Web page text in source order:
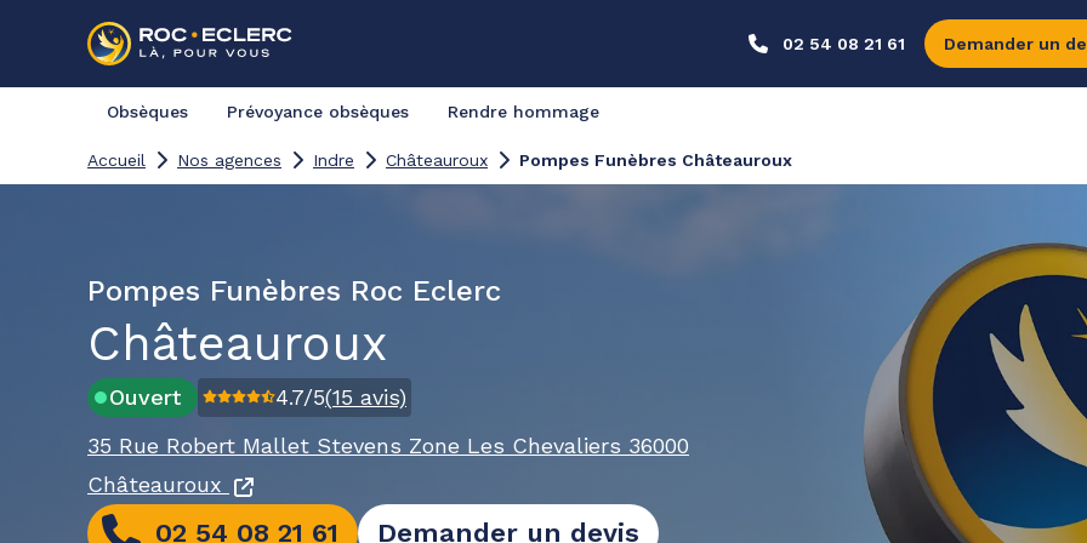
02 54 08 21 61 Demander un
Obsèques Prévoyance obsèques Rendre hommage
Accueil Nos agences Indre Châteauroux Pompes Funèbres Châteauroux
Pompes Funèbres Roc Eclerc
Châteauroux
Ouvert 4.7/5(15 avis)
35 Rue Robert Mallet Stevens Zone Les Chevaliers 36000
Châteauroux
02 54 08 21 61 Demander un devis